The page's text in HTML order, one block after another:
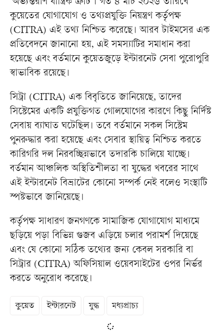
‘অভ্যন্তরীণ যান্ত্রিক ত্রুটি’। গত ৪ মার্চ ২০২৬ তারিখে
কুয়েতের যোগাযোগ ও তথ্যপ্রযুক্তি নিয়ন্ত্রণ কর্তৃপক্ষ
(CITRA) এই তথ্য নিশ্চিত করেছে। আরব টাইমসের এক
প্রতিবেদনে জানানো হয়, এই সমস্যাটির সমাধান করা
হয়েছে এবং বর্তমানে কুয়েতজুড়ে ইন্টারনেট সেবা পুরোপুরি
স্বাভাবিক রয়েছে।
সিট্রা (CITRA) এক বিবৃতিতে জানিয়েছে, তাদের
সিস্টেমের একটি প্রযুক্তিগত গোলযোগের কারণে কিছু নির্দিষ্ট
সেবায় ব্যাঘাত ঘটেছিল। তবে বর্তমানে সকল সিস্টেম
পুনরুদ্ধার করা হয়েছে এবং সেবার স্থায়িত্ব নিশ্চিত করতে
কারিগরি দল নিরবচ্ছিন্নভাবে তদারকি চালিয়ে যাচ্ছে।
বর্তমান আঞ্চলিক অস্থিতিশীলতা বা যুদ্ধের খবরের সাথে
এই ইন্টারনেট বিভ্রাটের কোনো সম্পর্ক নেই বলেও সংস্থাটি
স্পষ্টভাবে জানিয়েছে।
কর্তৃপক্ষ সাধারণ জনগণকে সামাজিক যোগাযোগ মাধ্যমে
ছড়িয়ে পড়া বিভিন্ন গুজব এড়িয়ে চলার পরামর্শ দিয়েছে
এবং যে কোনো সঠিক তথ্যের জন্য কেবল সরকারি বা
সিট্রার (CITRA) অফিসিয়াল ওয়েবসাইটের ওপর নির্ভর
করতে অনুরোধ করেছে।
কুয়েত ইন্টারনেট যুদ্ধ মধ্যপ্রাচ্য